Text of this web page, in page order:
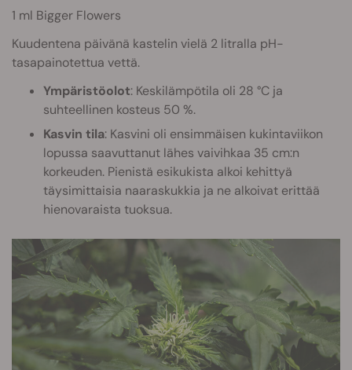
1 ml Bigger Flowers
Kuudentena päivänä kastelin vielä 2 litralla pH-
tasapainotettua vettä.
Ympäristöolot: Keskilämpötila oli 28 °C ja
suhteellinen kosteus 50 %.
Kasvin tila: Kasvini oli ensimmäisen kukintaviikon
lopussa saavuttanut lähes vaivihkaa 35 cm:n
korkeuden. Pienistä esikukista alkoi kehittyä
täysimittaisia naaraskukkia ja ne alkoivat erittää
hienovaraista tuoksua.